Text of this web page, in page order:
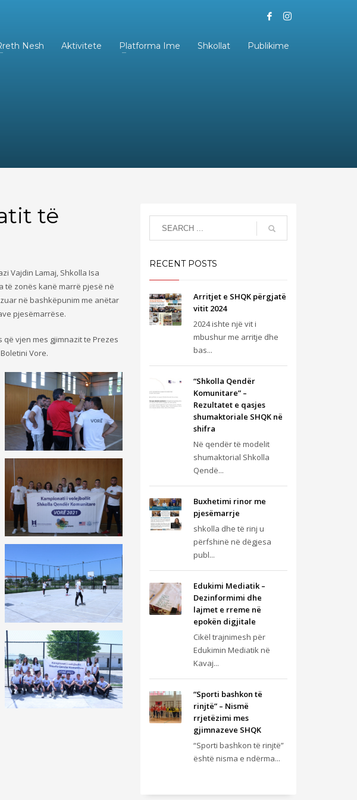
Nesh Aktivitete Platforma Ime Shkollat Publikime
të
Vajdin Lamaj, Shkolla Isa
të zonës kanë marrë pjesë në
në bashkëpunim me anëtar
pjesëmarrëse.
vjen mes gjimnazit te Prezes
Vore.
RECENT POSTS
Arritjet e SHQK përgjatë
vitit 2024
2024 ishte një vit i
mbushur me arritje dhe
bas...
“Shkolla Qendër
Komunitare” –
Rezultatet e qasjes
shumaktoriale SHQK në
shifra
Në qendër të modelit
shumaktorial Shkolla
Qendë...
Buxhetimi rinor me
pjesëmarrje
shkolla dhe të rinj u
përfshinë në dëgjesa
publ...
Edukimi Mediatik –
Dezinformimi dhe
lajmet e rreme në
epokën digjitale
Cikël trajnimesh për
Edukimin Mediatik në
Kavaj...
“Sporti bashkon të
rinjtë” – Nismë
rrjetëzimi mes
gjimnazeve SHQK
“Sporti bashkon të rinjtë”
është nisma e ndërma...